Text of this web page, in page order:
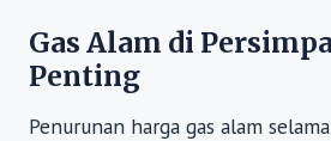
Gas Alam di
Penting
Penurunan harga gas alam